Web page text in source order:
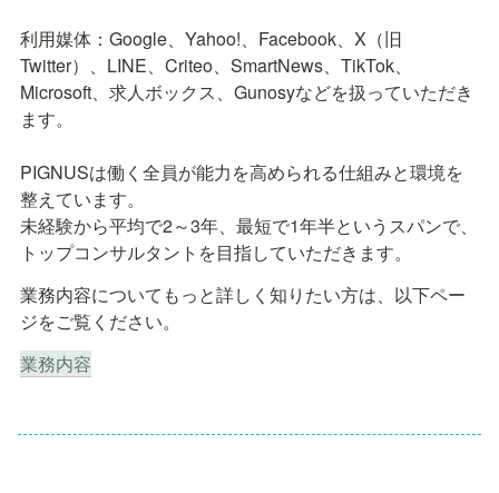
利用媒体：Google、Yahoo!、Facebook、X（旧
Twitter）、LINE、Criteo、SmartNews、TikTok、
Microsoft、求人ボックス、Gunosyなどを扱っていただき
ます。
PIGNUSは働く全員が能力を高められる仕組みと環境を
整えています。
未経験から平均で2～3年、最短で1年半というスパンで、
トップコンサルタントを目指していただきます。
業務内容についてもっと詳しく知りたい方は、以下ペー
ジをご覧ください。
業務内容